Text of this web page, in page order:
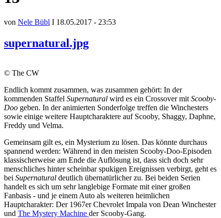
von Nele Bübl I 18.05.2017 - 23:53
supernatural.jpg
© The CW
Endlich kommt zusammen, was zusammen gehört: In der
kommenden Staffel Supernatural wird es ein Crossover mit Scooby-
Doo geben. In der animierten Sonderfolge treffen die Winchesters
sowie einige weitere Hauptcharaktere auf Scooby, Shaggy, Daphne,
Freddy und Velma.
Gemeinsam gilt es, ein Mysterium zu lösen. Das könnte durchaus
spannend werden: Während in den meisten Scooby-Doo-Episoden
klassischerweise am Ende die Auflösung ist, dass sich doch sehr
menschliches hinter scheinbar spukigen Ereignissen verbirgt, geht es
bei Supernatural deutlich übernatürlicher zu. Bei beiden Serien
handelt es sich um sehr langlebige Formate mit einer großen
Fanbasis - und je einem Auto als weiteren heimlichen
Hauptcharakter: Der 1967er Chevrolet Impala von Dean Winchester
und The Mystery Machine der Scooby-Gang.